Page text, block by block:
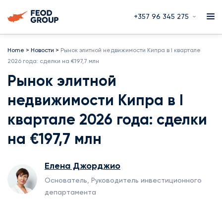
+357 96 345 275
Home > Новости > Рынок элитной недвижимости Кипра в I квартале
2026 года: сделки на €197,7 млн
Рынок элитной
недвижимости Кипра в I
квартале 2026 года: сделки
на €197,7 млн
Елена Джорджио
Основатель, Руководитель инвестиционного
департамента